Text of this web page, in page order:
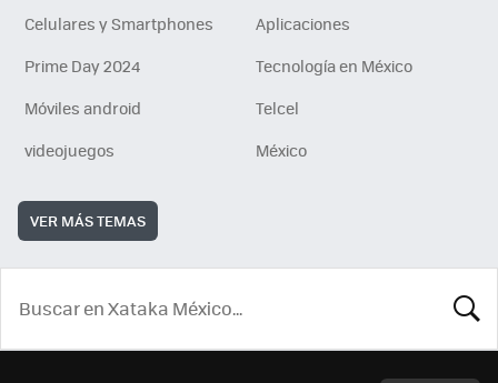
Celulares y Smartphones
Aplicaciones
Prime Day 2024
Tecnología en México
Móviles android
Telcel
videojuegos
México
VER MÁS TEMAS